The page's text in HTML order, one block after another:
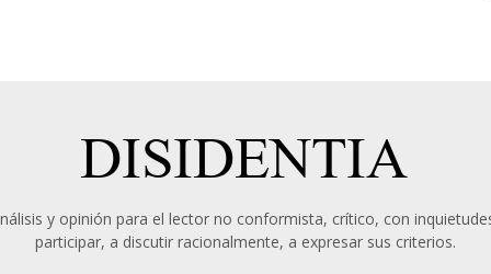
y opinión para el lector no conformista, crítico, con
participar, a discutir racionalmente, a expresar sus criterios.